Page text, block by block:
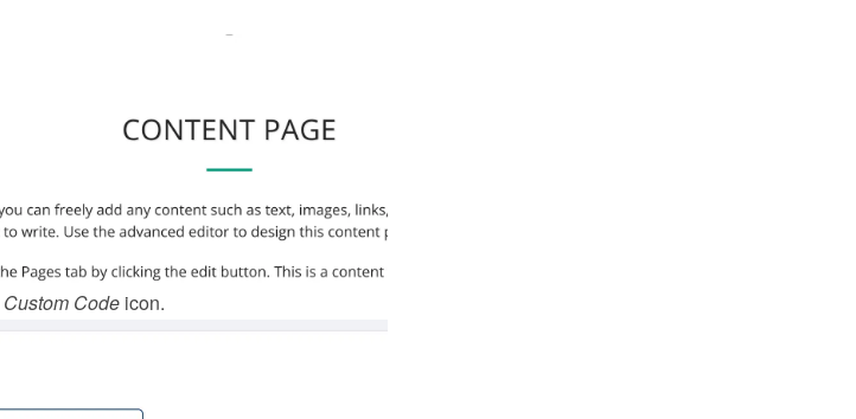
Custom Code icon.